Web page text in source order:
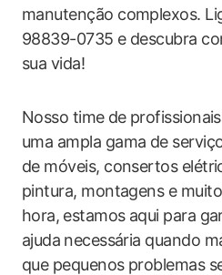
manutenção complexos.
98839-0735 e descubra
sua vida!
Nosso time ⁢de
uma ampla gama ‌de
de móveis, consertos
pintura, montagens e
hora, ⁢estamos ​aqui ‍para
ajuda ⁢necessária quando
que pequenos ‌problemas